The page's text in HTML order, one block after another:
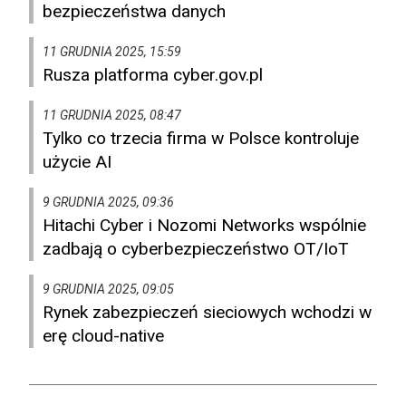
bezpieczeństwa danych
11 GRUDNIA 2025, 15:59
Rusza platforma cyber.gov.pl
11 GRUDNIA 2025, 08:47
Tylko co trzecia firma w Polsce kontroluje
użycie AI
9 GRUDNIA 2025, 09:36
Hitachi Cyber i Nozomi Networks wspólnie
zadbają o cyberbezpieczeństwo OT/IoT
9 GRUDNIA 2025, 09:05
Rynek zabezpieczeń sieciowych wchodzi w
erę cloud-native